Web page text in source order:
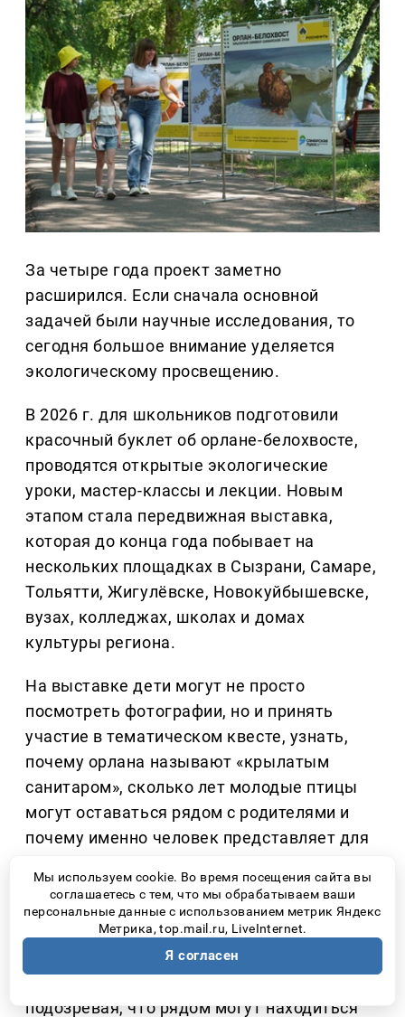
За четыре года проект заметно
расширился. Если сначала основной
задачей были научные исследования, то
сегодня большое внимание уделяется
экологическому просвещению.
В 2026 г. для школьников подготовили
красочный буклет об орлане-белохвосте,
проводятся открытые экологические
уроки, мастер-классы и лекции. Новым
этапом стала передвижная выставка,
которая до конца года побывает на
нескольких площадках в Сызрани, Самаре,
Тольятти, Жигулёвске, Новокуйбышевске,
вузах, колледжах, школах и домах
культуры региона.
На выставке дети могут не просто
посмотреть фотографии, но и принять
участие в тематическом квесте, узнать,
почему орлана называют «крылатым
санитаром», сколько лет молодые птицы
могут оставаться рядом с родителями и
почему именно человек представляет для
Самарская Лука ежегодно принимает
тысячи туристов. Многие приезжают
полюбоваться Жигулёвскими горами и
подозревая, что рядом могут находиться
Мы используем cookie. Во время посещения сайта вы
соглашаетесь с тем, что мы обрабатываем ваши
персональные данные с использованием метрик Яндекс
Метрика, top.mail.ru, LiveInternet.
Я согласен